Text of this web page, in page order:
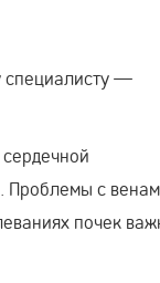
специалисту —
Проблемы с
почек